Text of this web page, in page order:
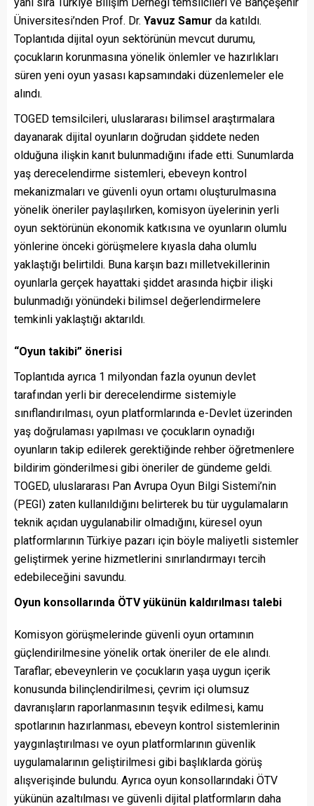
Üniversitesi’nden Prof. Dr. Yavuz Samur da katıldı.
Toplantıda dijital oyun sektörünün mevcut durumu,
çocukların korunmasına yönelik önlemler ve hazırlıkları
süren yeni oyun yasası kapsamındaki düzenlemeler ele
alındı.
TOGED temsilcileri, uluslararası bilimsel araştırmalara
dayanarak dijital oyunların doğrudan şiddete neden
olduğuna ilişkin kanıt bulunmadığını ifade etti. Sunumlarda
yaş derecelendirme sistemleri, ebeveyn kontrol
mekanizmaları ve güvenli oyun ortamı oluşturulmasına
yönelik öneriler paylaşılırken, komisyon üyelerinin yerli
oyun sektörünün ekonomik katkısına ve oyunların olumlu
yönlerine önceki görüşmelere kıyasla daha olumlu
yaklaştığı belirtildi. Buna karşın bazı milletvekillerinin
oyunlarla gerçek hayattaki şiddet arasında hiçbir ilişki
bulunmadığı yönündeki bilimsel değerlendirmelere
temkinli yaklaştığı aktarıldı.
“Oyun takibi” önerisi
Toplantıda ayrıca 1 milyondan fazla oyunun devlet
tarafından yerli bir derecelendirme sistemiyle
sınıflandırılması, oyun platformlarında e-Devlet üzerinden
yaş doğrulaması yapılması ve çocukların oynadığı
oyunların takip edilerek gerektiğinde rehber öğretmenlere
bildirim gönderilmesi gibi öneriler de gündeme geldi.
TOGED, uluslararası Pan Avrupa Oyun Bilgi Sistemi’nin
(PEGI) zaten kullanıldığını belirterek bu tür uygulamaların
teknik açıdan uygulanabilir olmadığını, küresel oyun
platformlarının Türkiye pazarı için böyle maliyetli sistemler
geliştirmek yerine hizmetlerini sınırlandırmayı tercih
edebileceğini savundu.
Oyun konsollarında ÖTV yükünün kaldırılması talebi
Komisyon görüşmelerinde güvenli oyun ortamının
güçlendirilmesine yönelik ortak öneriler de ele alındı.
Taraflar; ebeveynlerin ve çocukların yaşa uygun içerik
konusunda bilinçlendirilmesi, çevrim içi olumsuz
davranışların raporlanmasının teşvik edilmesi, kamu
spotlarının hazırlanması, ebeveyn kontrol sistemlerinin
yaygınlaştırılması ve oyun platformlarının güvenlik
uygulamalarının geliştirilmesi gibi başlıklarda görüş
alışverişinde bulundu. Ayrıca oyun konsollarındaki ÖTV
yükünün azaltılması ve güvenli dijital platformların daha